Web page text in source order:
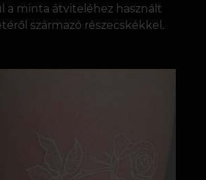
a minta átviteléhez használt
származó részecskékkel.